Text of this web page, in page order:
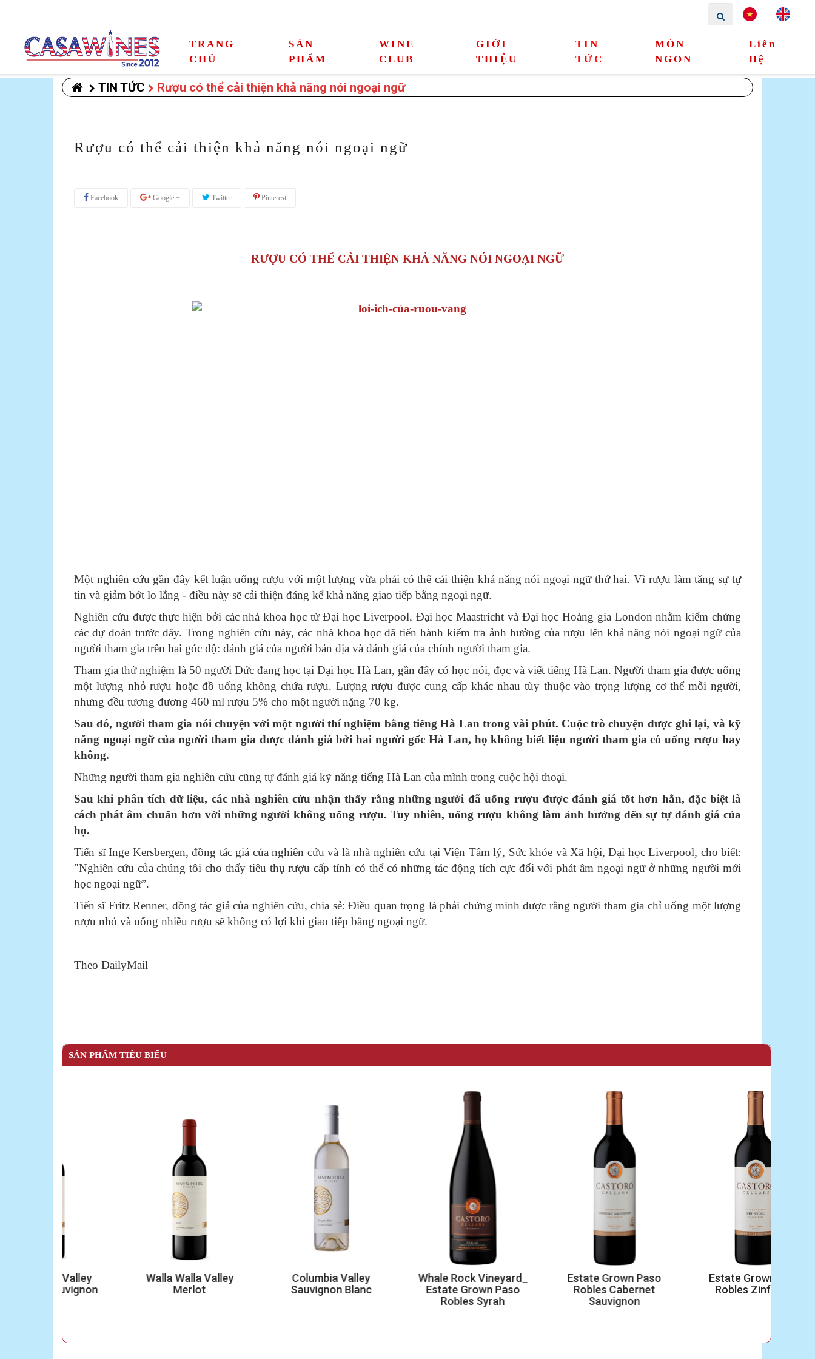
TRANG
CHỦ
SẢN
PHẨM
WINE
CLUB
GIỚI
THIỆU
TIN
TỨC
MÓN
NGON
Liên
Hệ
TIN TỨC Rượu có thể cải thiện khả năng nói ngoại ngữ
Rượu có thể cải thiện khả năng nói ngoại ngữ
Facebook Google + Twitter Pinterest
RƯỢU CÓ THỂ CẢI THIỆN KHẢ NĂNG NÓI NGOẠI NGỮ
Một nghiên cứu gần đây kết luận uống rượu với một lượng vừa phải có thể cải thiện khả năng nói ngoại ngữ thứ hai. Vì rượu làm tăng sự tự
tin và giảm bớt lo lắng - điều này ​​sẽ cải thiện đáng kể khả năng giao tiếp bằng ngoại ngữ.
Nghiên cứu được thực hiện bởi các nhà khoa học từ Đại học Liverpool, Đại học Maastricht và Đại học Hoàng gia London nhằm kiểm chứng
các dự đoán trước đây. Trong nghiên cứu này, các nhà khoa học đã tiến hành kiểm tra ảnh hưởng của rượu lên khả năng nói ngoại ngữ của
người tham gia trên hai góc độ: đánh giá của người bản địa và đánh giá của chính người tham gia.
Tham gia thử nghiệm là 50 người Đức đang học tại Đại học Hà Lan, gần đây có học nói, đọc và viết tiếng Hà Lan. Người tham gia được uống
một lượng nhỏ rượu hoặc đồ uống không chứa rượu. Lượng rượu được cung cấp khác nhau tùy thuộc vào trọng lượng cơ thể mỗi người,
nhưng đều tương đương 460 ml rượu 5% cho một người nặng 70 kg.
Sau đó, người tham gia nói chuyện với một người thí nghiệm bằng tiếng Hà Lan trong vài phút. Cuộc trò chuyện được ghi lại, và kỹ
năng ngoại ngữ của người tham gia được đánh giá bởi hai người gốc Hà Lan, họ không biết liệu người tham gia có uống rượu hay
không.
Những người tham gia nghiên cứu cũng tự đánh giá kỹ năng tiếng Hà Lan của mình trong cuộc hội thoại.
Sau khi phân tích dữ liệu, các nhà nghiên cứu nhận thấy rằng những người đã uống rượu được đánh giá tốt hơn hẳn, đặc biệt là
cách phát âm chuẩn hơn với những người không uống rượu. Tuy nhiên, uống rượu không làm ảnh hưởng đến sự tự đánh giá của
họ.
Tiến sĩ Inge Kersbergen, đồng tác giả của nghiên cứu và là nhà nghiên cứu tại Viện Tâm lý, Sức khỏe và Xã hội, Đại học Liverpool, cho biết:
"Nghiên cứu của chúng tôi cho thấy tiêu thụ rượu cấp tính có thể có những tác động tích cực đối với phát âm ngoại ngữ ở những người mới
học ngoại ngữ”.
Tiến sĩ Fritz Renner, đồng tác giả của nghiên cứu, chia sẻ: Điều quan trọng là phải chứng minh được rằng người tham gia chỉ uống một lượng
rượu nhỏ và uống nhiều rượu sẽ không có lợi khi giao tiếp bằng ngoại ngữ.
Theo DailyMail
SẢN PHẨM TIÊU BIỂU
Walla Walla Valley
Columbia Valley
Sauvignon Blanc
Whale Rock Vineyard_
Estate Grown Paso
Robles Syrah
Estate Grown Paso
Robles Cabernet
Sauvignon
Estate Grown Paso
Robles Zinfandel